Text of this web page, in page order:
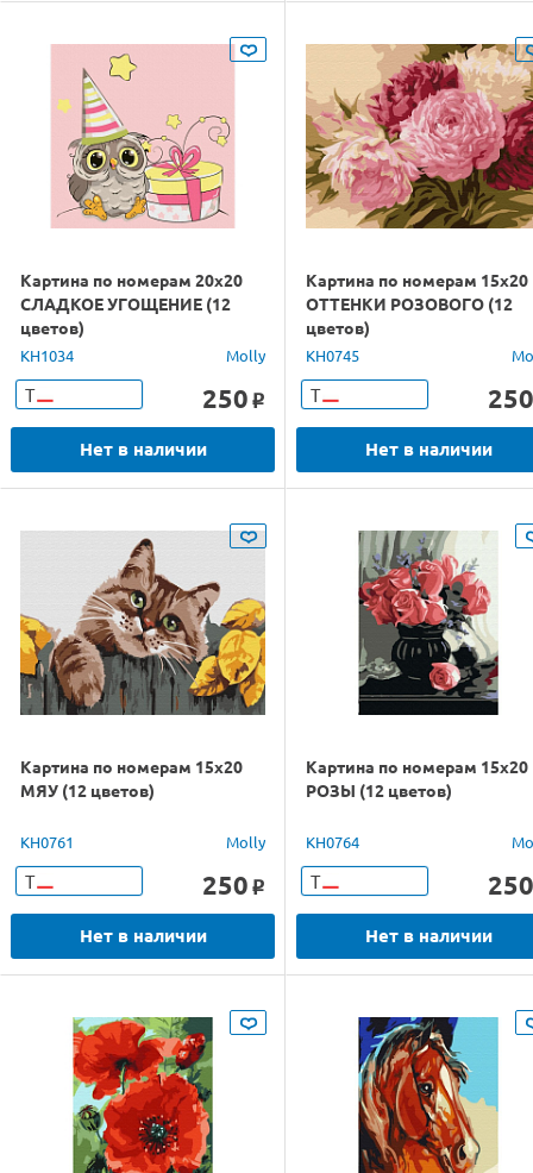
Картина по номерам 20х20
СЛАДКОЕ УГОЩЕНИЕ (12
цветов)
KH1034 Molly
Т 250 o
Нет в наличии
Картина по номерам 15х20
ОТТЕНКИ РОЗОВОГО (12
цветов)
KH0745
Т 250
Нет в наличии
Картина по номерам 15х20
МЯУ (12 цветов)
KH0761 Molly
Т 250 o
Нет в наличии
Картина по номерам 15х20
РОЗЫ (12 цветов)
KH0764
Т 250
Нет в наличии